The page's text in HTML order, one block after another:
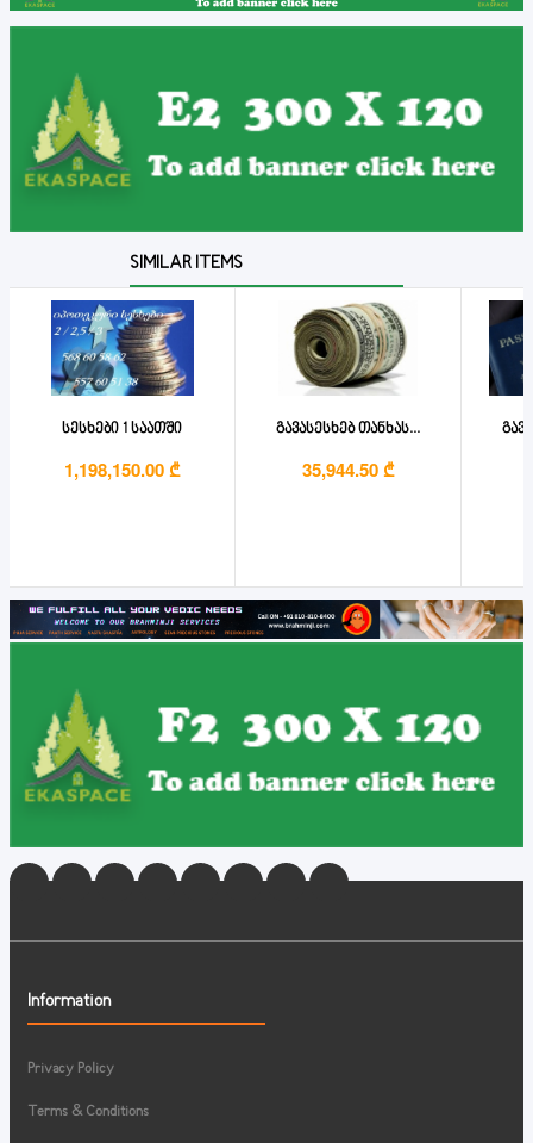
SIMILAR ITEMS
სესხები 1 საათში
1,198,150.00 ₾
გავასესხებ თანხას...
35,944.50 ₾
Information
Privacy Policy
Terms & Conditions